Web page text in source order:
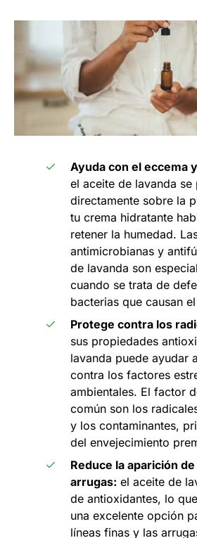
Ayuda con el eccema
el aceite de lavanda se
directamente sobre la
tu crema hidratante
retener la humedad.
antimicrobianas y
de lavanda son
cuando se trata de
bacterias que causan
Protege contra los
sus propiedades
lavanda puede ayudar
contra los factores
ambientales. El factor
común son los
y los contaminantes,
del envejecimiento
Reduce la aparición
arrugas: el aceite de
de antioxidantes, lo
una excelente opción
líneas finas y las